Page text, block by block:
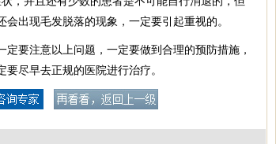
出现毛发脱落的现象，一定要引起重视的。
要注意以上问题，一定要做到合理的预防措施，
尽早去正规的医院进行治疗。